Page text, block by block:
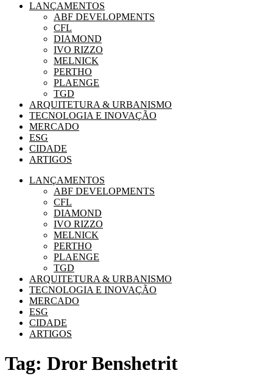
LANÇAMENTOS
ABF DEVELOPMENTS
CFL
DIAMOND
IVO RIZZO
MELNICK
PERTHO
PLAENGE
TGD
ARQUITETURA & URBANISMO
TECNOLOGIA E INOVAÇÃO
MERCADO
ESG
CIDADE
ARTIGOS
LANÇAMENTOS
ABF DEVELOPMENTS
CFL
DIAMOND
IVO RIZZO
MELNICK
PERTHO
PLAENGE
TGD
ARQUITETURA & URBANISMO
TECNOLOGIA E INOVAÇÃO
MERCADO
ESG
CIDADE
ARTIGOS
Tag: Dror Benshetrit